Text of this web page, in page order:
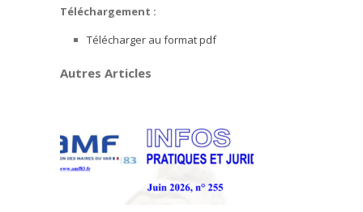
Téléchargement :
Télécharger au format pdf
Autres Articles